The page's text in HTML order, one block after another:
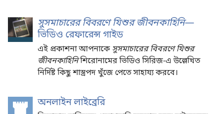
সুসমাচারের বিবরণে যিশুর জীবনকাহিনি—
ভিডিও রেফারেন্স গাইড
এই প্রকাশনা আপনাকে সুসমাচারের বিবরণে যিশুর
জীবনকাহিনিশিরোনামের ভিডিও সিরিজ-এ উল্লেখিত
নির্দিষ্ট কিছু শাস্ত্রপদ খুঁজে পেতে সাহায্য করবে।
অনলাইন লাইব্রেরি(opens